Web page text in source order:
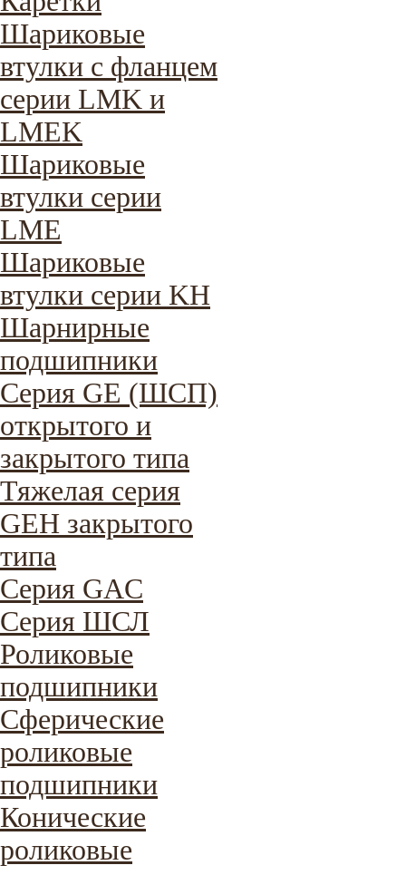
Шариковые
втулки с фланцем
серии LMK и
LMEK
Шариковые
втулки серии
LME
Шариковые
втулки серии KH
Шарнирные
подшипники
Серия GE (ШСП)
открытого и
закрытого типа
Тяжелая серия
GEH закрытого
типа
Серия GAC
Cерия ШСЛ
Роликовые
подшипники
Сферические
роликовые
подшипники
Конические
роликовые